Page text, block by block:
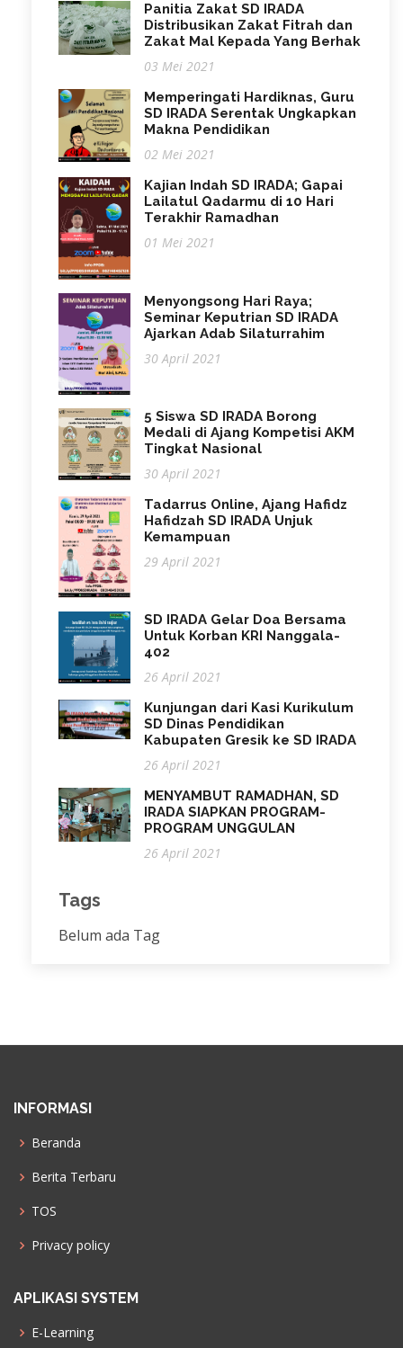
Panitia Zakat SD IRADA
Distribusikan Zakat Fitrah dan
Zakat Mal Kepada Yang Berhak
03 Mei 2021
Memperingati Hardiknas, Guru
SD IRADA Serentak Ungkapkan
Makna Pendidikan
02 Mei 2021
Kajian Indah SD IRADA; Gapai
Lailatul Qadarmu di 10 Hari
Terakhir Ramadhan
01 Mei 2021
Menyongsong Hari Raya;
Seminar Keputrian SD IRADA
Ajarkan Adab Silaturrahim
30 April 2021
5 Siswa SD IRADA Borong
Medali di Ajang Kompetisi AKM
Tingkat Nasional
30 April 2021
Tadarrus Online, Ajang Hafidz
Hafidzah SD IRADA Unjuk
Kemampuan
29 April 2021
SD IRADA Gelar Doa Bersama
Untuk Korban KRI Nanggala-
402
26 April 2021
Kunjungan dari Kasi Kurikulum
SD Dinas Pendidikan
Kabupaten Gresik ke SD IRADA
26 April 2021
MENYAMBUT RAMADHAN, SD
IRADA SIAPKAN PROGRAM-
PROGRAM UNGGULAN
26 April 2021
Tags
Belum ada Tag
INFORMASI
Beranda
Berita Terbaru
TOS
Privacy policy
APLIKASI SYSTEM
E-Learning